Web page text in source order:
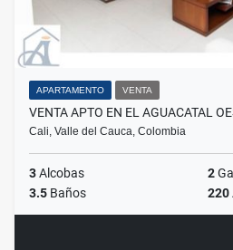
APARTAMENTO VENTA
VENTA APTO EN EL AGUACATAL
Cali, Valle del Cauca, Colombia
3Alcobas 2
3.5 Baños 220